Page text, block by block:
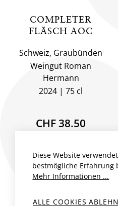
COMPLETER
FLÄSCH AOC
Schweiz, Graubünden
Weingut Roman
Hermann
2024
75 cl
CHF 38.50
Diese Website
bestmögliche Erfahrung
Mehr Informationen ...
ALLE COOKIES